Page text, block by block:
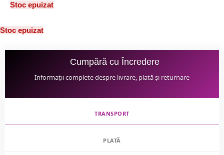
Stoc epuizat
Stoc epuizat
Cumpără cu Încredere
Informații complete despre livrare, plată și returnare
TRANSPORT
PLATĂ